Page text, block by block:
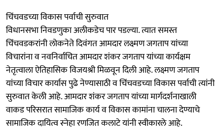
चिंचवडच्या विकास पर्वाची सुरुवात
विधानसभा निवडणुका अलीकडेच पार पडल्या. त्यात समस्त
चिंचवडकरांनी लोकनेते दिवंगत आमदार लक्ष्मण जगताप यांच्या
विचारांना व नवनिर्वाचित आमदार शंकर जगताप यांच्या कार्यक्षम
नेतृत्वाला ऐतिहासिक विजयश्री मिळवून दिली आहे. लक्ष्मण जगताप
यांच्या विचार कार्यास पुढे नेण्यासाठी व चिंचवडच्या विकास पर्वाची त्यांनी
सुरुवात केली आहे. आमदार शंकर जगताप यांच्या मार्गदर्शनाखाली
वाकड परिसरात सामाजिक कार्य व विकास कामांना चालना देण्याचे
सामाजिक दायित्व स्नेहा रणजित कलाटे यांनी स्वीकारले आहे.